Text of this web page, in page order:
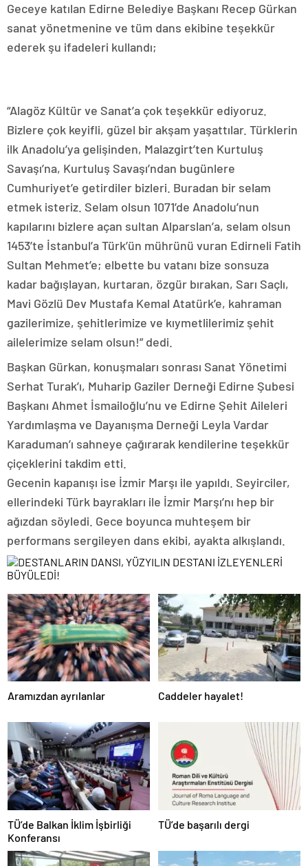
Geceye katılan Edirne Belediye Başkanı Recep Gürkan
sanat yönetmenine ve tüm dans ekibine teşekkür
ederek şu ifadeleri kullandı;
“Alagöz Kültür ve Sanat’a çok teşekkür ediyoruz.
Bizlere çok keyifli, güzel bir akşam yaşattılar. Türklerin
ilk Anadolu’ya gelişinden, Malazgirt’ten Kurtuluş
Savaşı’na, Kurtuluş Savaşı’ndan bugünlere
Cumhuriyet’e getirdiler bizleri. Buradan bir selam
etmek isteriz. Selam olsun 1071’de Anadolu’nun
kapılarını bizlere açan sultan Alparslan’a, selam olsun
1453’te İstanbul’a Türk’ün mührünü vuran Edirneli Fatih
Sultan Mehmet’e; elbette bu vatanı bize sonsuza
kadar bağışlayan, kurtaran, özgür bırakan, Sarı Saçlı,
Mavi Gözlü Dev Mustafa Kemal Atatürk’e, kahraman
gazilerimize, şehitlerimize ve kıymetlilerimiz şehit
ailelerimize selam olsun!” dedi.
Başkan Gürkan, konuşmaları sonrası Sanat Yönetimi
Serhat Turak’ı, Muharip Gaziler Derneği Edirne Şubesi
Başkanı Ahmet İsmailoğlu’nu ve Edirne Şehit Aileleri
Yardımlaşma ve Dayanışma Derneği Leyla Vardar
Karaduman’ı sahneye çağırarak kendilerine teşekkür
çiçeklerini takdim etti.
Gecenin kapanışı ise İzmir Marşı ile yapıldı. Seyirciler,
ellerindeki Türk bayrakları ile İzmir Marşı’nı hep bir
ağızdan söyledi. Gece boyunca muhteşem bir
performans sergileyen dans ekibi, ayakta alkışlandı.
Aramızdan ayrılanlar Caddeler hayalet!
TÜ’de Balkan İklim İşbirliği
Konferansı
TÜ’de başarılı dergi